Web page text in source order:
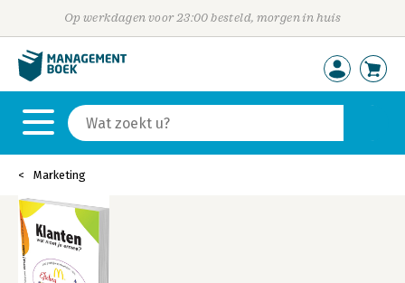
Op werkdagen voor 23:00 besteld, morgen in huis
Marketing